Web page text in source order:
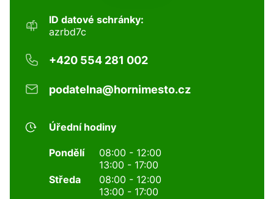
ID datové schránky:
azrbd7c
+420 554 281 002
podatelna@hornimesto.cz
Úřední hodiny
Pondělí
08:00 - 12:00
13:00 - 17:00
Středa
08:00 - 12:00
13:00 - 17:00